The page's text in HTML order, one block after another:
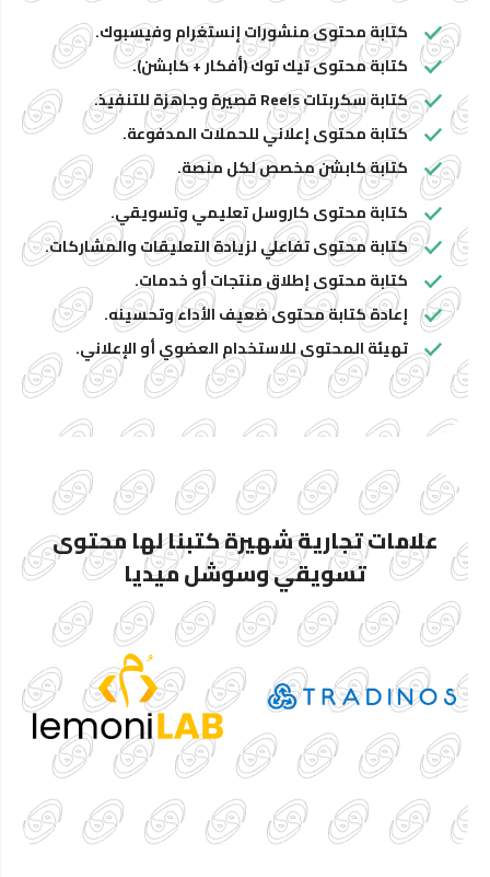
كتابة محتوى منشورات إنستغرام وفيسبوك.
كتابة محتوى تيك توك (أفكار + كابشن).
كتابة سكربتات Reels قصيرة وجاهزة للتنفيذ.
كتابة محتوى إعلاني للحملات المدفوعة.
كتابة كابشن مخصص لكل منصة.
كتابة محتوى كاروسل تعليمي وتسويقي.
كتابة محتوى تفاعلي لزيادة التعليقات والمشاركات.
كتابة محتوى إطلاق منتجات أو خدمات.
إعادة كتابة محتوى ضعيف الأداء وتحسينه.
تهيئة المحتوى للاستخدام العضوي أو الإعلاني.
علامات تجارية شهيرة كتبنا لها محتوى
تسويقي وسوشل ميديا